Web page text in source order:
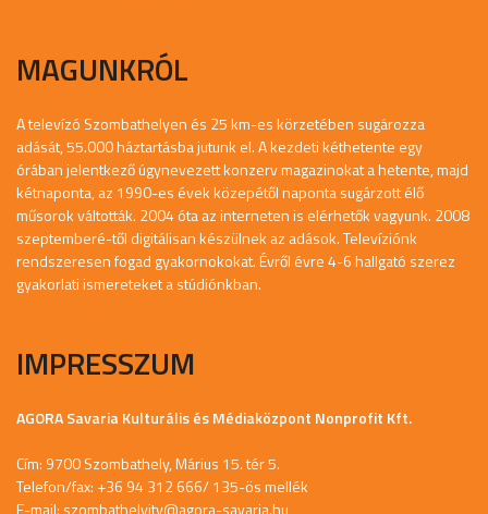
MAGUNKRÓL
A televízó Szombathelyen és 25 km-es körzetében sugározza
adását, 55.000 háztartásba jutunk el. A kezdeti kéthetente egy
órában jelentkező úgynevezett konzerv magazinokat a hetente, majd
kétnaponta, az 1990-es évek közepétől naponta sugárzott élő
műsorok váltották. 2004 óta az interneten is elérhetők vagyunk. 2008
szeptemberé-től digitálisan készülnek az adások. Televíziónk
rendszeresen fogad gyakornokokat. Évről évre 4-6 hallgató szerez
gyakorlati ismereteket a stúdiónkban.
IMPRESSZUM
AGORA Savaria Kulturális és Médiaközpont Nonprofit Kft.
Cím: 9700 Szombathely, Márius 15. tér 5.
Telefon/fax: +36 94 312 666/ 135-ös mellék
E-mail: szombathelyitv@agora-savaria.hu